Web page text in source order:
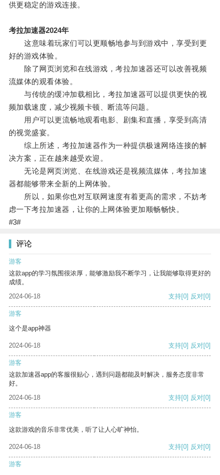
供更稳定的游戏连接。
考拉加速器2024年
这意味着玩家们可以更顺畅地参与到游戏中，享受到更
好的游戏体验。
除了网页浏览和在线游戏，考拉加速器还可以改善视频
流媒体的观看体验。
与传统的缓冲加载相比，考拉加速器可以提供更快的视
频加载速度，减少视频卡顿、断流等问题。
用户可以更流畅地观看电影、剧集和直播，享受到高清
的视觉盛宴。
综上所述，考拉加速器作为一种提供极速网络连接的解
决方案，正在越来越受欢迎。
无论是网页浏览、在线游戏还是视频流媒体，考拉加速
器都能够带来全新的上网体验。
所以，如果你也对互联网速度有着更高的需求，不妨考
虑一下考拉加速器，让你的上网体验更加顺畅畅快。
#3#
评论
游客
这款app的学习氛围很浓厚，能够激励我不断学习，让我能够取得更好的
成绩。
2024-06-18
支持[0] 反对[0]
游客
这个是app神器
2024-06-18 支持[0] 反对[0]
游客
这款加速器app的客服很贴心，遇到问题都能及时解决，服务态度非常
好。
2024-06-18
支持[0] 反对[0]
游客
这款游戏的音乐非常优美，听了让人心旷神怡。
2024-06-18 支持[0] 反对[0]
游客